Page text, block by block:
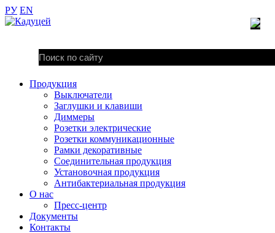
РУ EN
Продукция
Выключатели
Заглушки и клавиши
Диммеры
Розетки электрические
Розетки коммуникационные
Рамки декоративные
Соединительная продукция
Установочная продукция
Антибактериальная продукция
О нас
Пресс-центр
Документы
Контакты